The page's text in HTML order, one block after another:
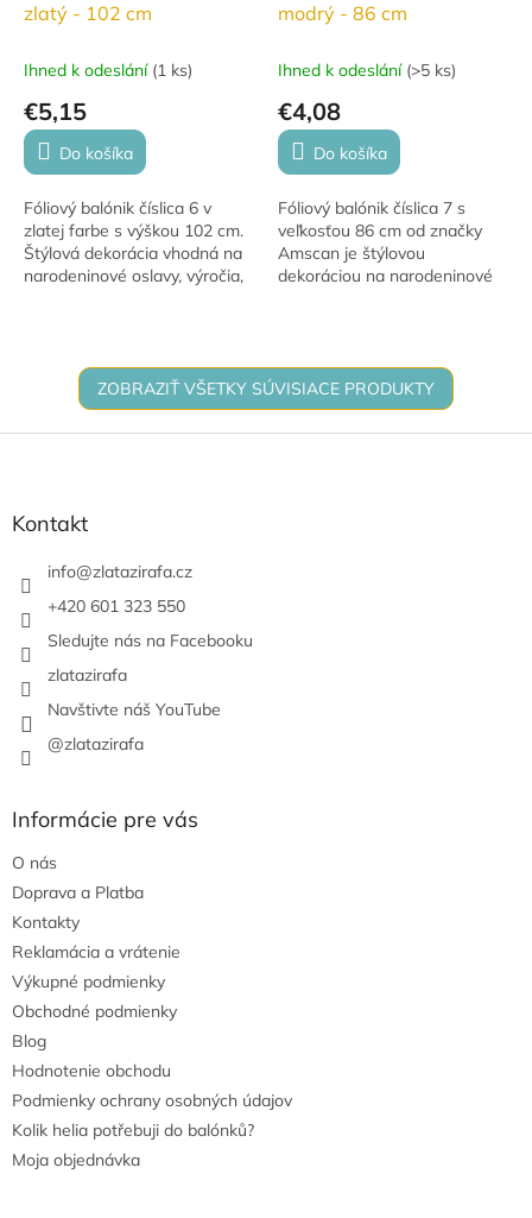
zlatý - 102 cm
Ihned k odeslání (1 ks)
€5,15
Do košíka
Fóliový balónik číslica 6 v
zlatej farbe s výškou 102 cm.
Štýlová dekorácia vhodná na
narodeninové oslavy, výročia,
modrý - 86 cm
Ihned k odeslání (>5 ks)
€4,08
Do košíka
Fóliový balónik číslica 7 s
veľkosťou 86 cm od značky
Amscan je štýlovou
dekoráciou na narodeninové
ZOBRAZIŤ VŠETKY SÚVISIACE PRODUKTY
Z
Kontakt
info@zlatazirafa.cz
+420 601 323 550
Sledujte nás na Facebooku
zlatazirafa
Navštivte náš YouTube
@zlatazirafa
Informácie pre vás
O nás
Doprava a Platba
Kontakty
Reklamácia a vrátenie
Výkupné podmienky
Obchodné podmienky
Blog
Hodnotenie obchodu
Podmienky ochrany osobných údajov
Kolik helia potřebuji do balónků?
Moja objednávka